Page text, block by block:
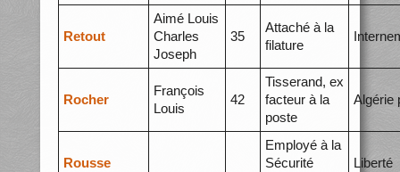
Retout
Aimé Louis
Charles
Joseph
35
Attaché à la
filature
Rocher
François
Louis
42
Tisserand, ex
facteur à la
poste
Algérie
Rousse
Employé à la
Sécurité
Liberté